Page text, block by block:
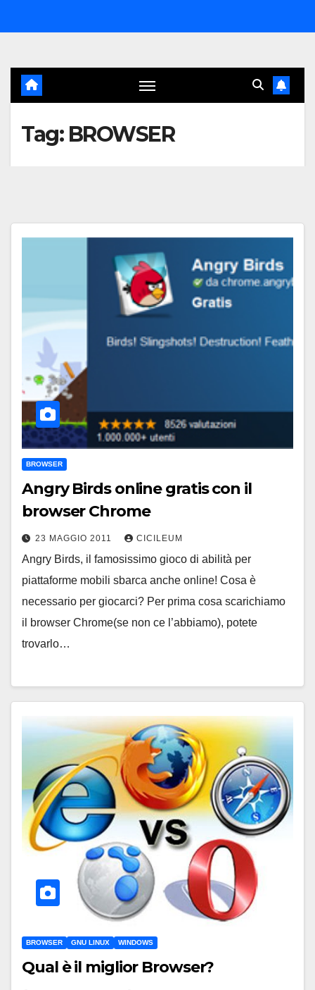
al
Tag: BROWSER
BROWSER
Angry Birds online gratis con il
browser Chrome
23 MAGGIO 2011 CICILEUM
Angry Birds, il famosissimo gioco di abilità per
piattaforme mobili sbarca anche online! Cosa è
necessario per giocarci? Per prima cosa scarichiamo
il browser Chrome(se non ce l’abbiamo), potete
trovarlo…
BROWSER GNU LINUX WINDOWS
Qual è il miglior Browser?